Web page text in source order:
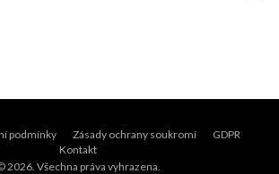
podmínky Zásady ochrany soukromí
GDPR
Kontakt
2026. Všechna práva vyhrazena.